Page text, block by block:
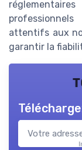
attentifs aux
garantir la